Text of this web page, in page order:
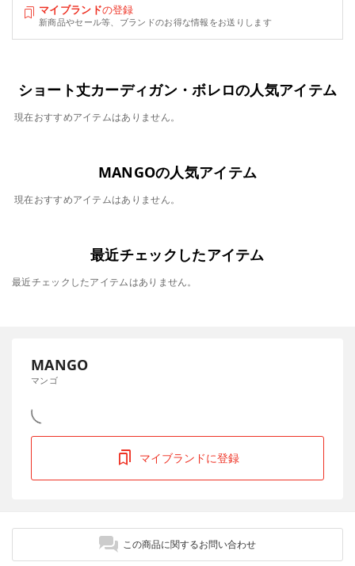
マイブランドの登録
新商品やセール等、ブランドのお得な情報をお送りします
ショート丈カーディガン・ボレロの人気アイテム
現在おすすめアイテムはありません。
MANGOの人気アイテム
現在おすすめアイテムはありません。
最近チェックしたアイテム
最近チェックしたアイテムはありません。
MANGO
マンゴ
マイブランドに登録
この商品に関するお問い合わせ